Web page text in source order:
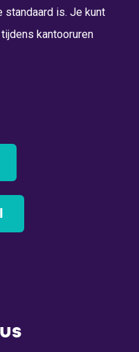
standaard is. Je kunt
kantooruren